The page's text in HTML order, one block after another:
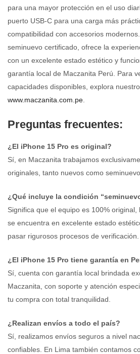
para una mayor protección en el uso
puerto USB-C para una carga más
compatibilidad con accesorios
seminuevo certificado, ofrece la
con un excelente estado estético y
garantía local de Maczanita Perú. Para
capacidades disponibles, explora
www.maczanita.com.pe
Preguntas frecuentes:
¿El iPhone 15 Pro es original?
Sí, en Maczanita trabajamos
originales, tanto nuevos como
¿Qué incluye la condición
Significa que el equipo es 100%
se encuentra en excelente estado
pasar rigurosos procesos de verificación.
¿El iPhone 15 Pro tiene garantía en
Sí, cuenta con garantía local brindada
Maczanita, con soporte y atención
tu compra con total tranquilidad.
¿Realizan envíos a todo el país?
Sí, realizamos envíos seguros a nivel
confiables. En Lima también contamos